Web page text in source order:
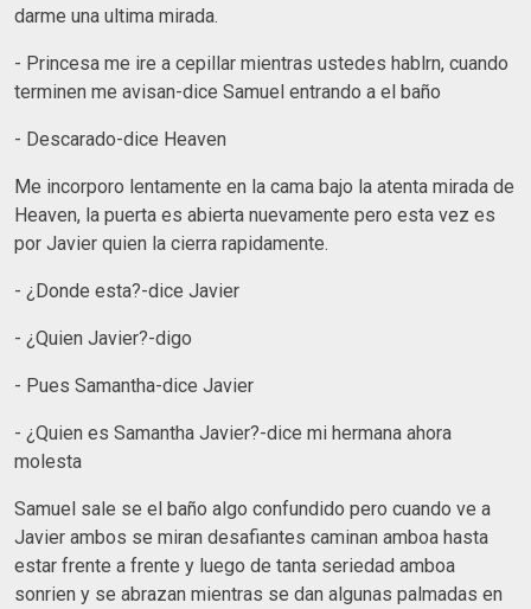
darme una ultima mirada.
- Princesa me ire a cepillar mientras ustedes hablrn, cuando
terminen me avisan-dice Samuel entrando a el baño
- Descarado-dice Heaven
Me incorporo lentamente en la cama bajo la atenta mirada de
Heaven, la puerta es abierta nuevamente pero esta vez es
por Javier quien la cierra rapidamente.
- ¿Donde esta?-dice Javier
- ¿Quien Javier?-digo
- Pues Samantha-dice Javier
- ¿Quien es Samantha Javier?-dice mi hermana ahora
molesta
Samuel sale se el baño algo confundido pero cuando ve a
Javier ambos se miran desafiantes caminan amboa hasta
estar frente a frente y luego de tanta seriedad amboa
sonrien y se abrazan mientras se dan algunas palmadas en